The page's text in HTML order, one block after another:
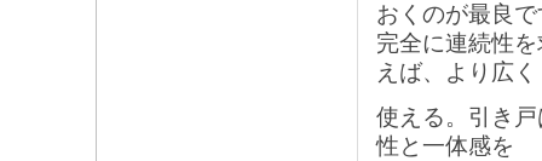
おくのが最良
完全に連続性
えば、より広く
使える。引き
性と一体感を